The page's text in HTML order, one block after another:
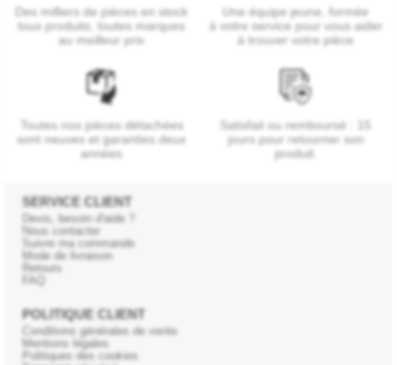
Des milliers de pièces en stock
tous produits, toutes marques
au meilleur prix
Une équipe jeune, formée
à votre service pour vous aider
à trouver votre pièce
Toutes nos pièces détachées
sont neuves et garanties deux
années
Satisfait ou remboursé : 15
jours pour retourner son
produit.
SERVICE CLIENT
Devis, besoin d'aide ?
Nous contacter
Suivre ma commande
Mode de livraison
Retours
FAQ
POLITIQUE CLIENT
Conditions générales de vente
Mentions légales
Politiques des cookies